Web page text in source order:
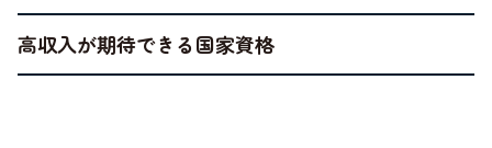
高収入が期待できる国家資格